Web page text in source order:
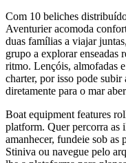
Com 10 beliches
Aventurier acomoda
duas famílias a viajar
grupo a explorar enseadas
ritmo. Lençóis, almofadas
charter, por isso pode
diretamente para o mar
Boat equipment features
platform. Quer percorra as
amanhecer, fundeie sob as
Stiniva ou navegue pelo